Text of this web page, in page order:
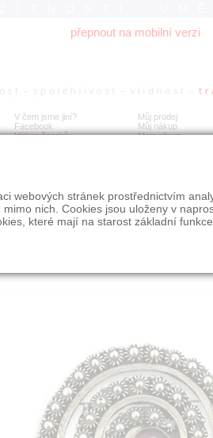
přepnout na mobilní verzi
V čem jsme jiní?
Facebook
Výkup šperků
Můj prodej
Můj nákup
Moje album
brož - spirála
webových stránek prostřednictvím
nich. Cookies jsou uloženy v
které mají na starost základní